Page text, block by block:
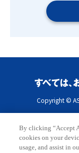
Copyright ©
By clicking “Accept
cookies on your
usage, and assist in